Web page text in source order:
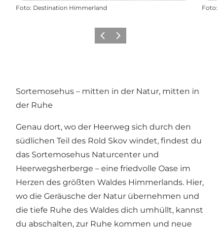
Foto: Destination Himmerland Foto:
Vorherige Folie
Nächste Folie
Sortemosehus – mitten in der Natur, mitten in
der Ruhe
Genau dort, wo der Heerweg sich durch den
südlichen Teil des Rold Skov windet, findest du
das Sortemosehus Naturcenter und
Heerwegsherberge – eine friedvolle Oase im
Herzen des größten Waldes Himmerlands. Hier,
wo die Geräusche der Natur übernehmen und
die tiefe Ruhe des Waldes dich umhüllt, kannst
du abschalten, zur Ruhe kommen und neue